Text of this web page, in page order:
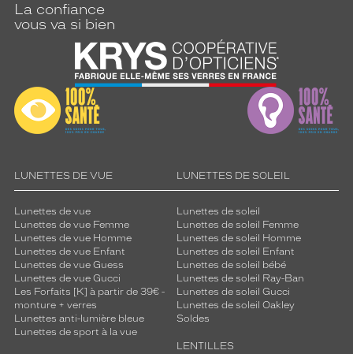
La confiance
vous va si bien
LUNETTES DE VUE
Lunettes de vue
Lunettes de vue Femme
Lunettes de vue Homme
Lunettes de vue Enfant
Lunettes de vue Guess
Lunettes de vue Gucci
Les Forfaits [K] à partir de 39€ -
monture + verres
Lunettes anti-lumière bleue
Lunettes de sport à la vue
LUNETTES DE SOLEIL
Lunettes de soleil
Lunettes de soleil Femme
Lunettes de soleil Homme
Lunettes de soleil Enfant
Lunettes de soleil bébé
Lunettes de soleil Ray-Ban
Lunettes de soleil Gucci
Lunettes de soleil Oakley
Soldes
LENTILLES